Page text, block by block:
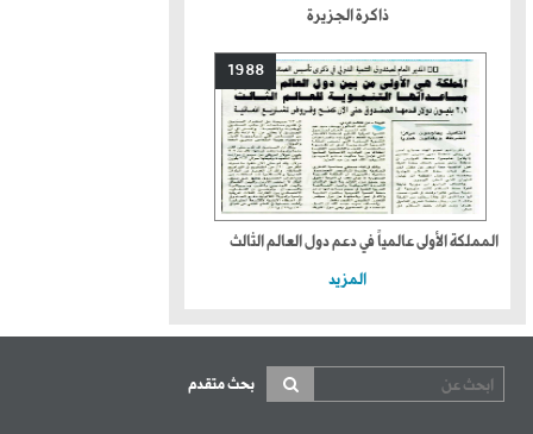
ذاكرة الجزيرة
1988
المملكة الأولى عالمياً في دعم دول العالم الثالث
المزيد
بحث متقدم